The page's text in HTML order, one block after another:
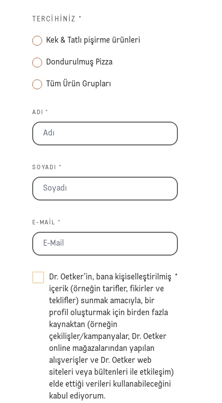
TERCIHINIZ *
Kek & Tatlı pişirme ürünleri
Dondurulmuş Pizza
Tüm Ürün Grupları
ADI *
SOYADI *
E-MAIL *
Dr. Oetker’in, bana kişiselleştirilmiş
içerik (örneğin tarifler, fikirler ve
teklifler) sunmak amacıyla, bir
profil oluşturmak için birden fazla
kaynaktan (örneğin
çekilişler/kampanyalar, Dr. Oetker
online mağazalarından yapılan
alışverişler ve Dr. Oetker web
siteleri veya bültenleri ile etkileşim)
elde ettiği verileri kullanabileceğini
kabul ediyorum.
*